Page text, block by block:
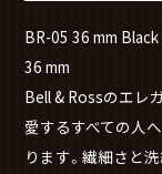
BR-05 36 mm
36 mm
Bell & Rossのエレ
愛するすべての人
ります。繊細さと